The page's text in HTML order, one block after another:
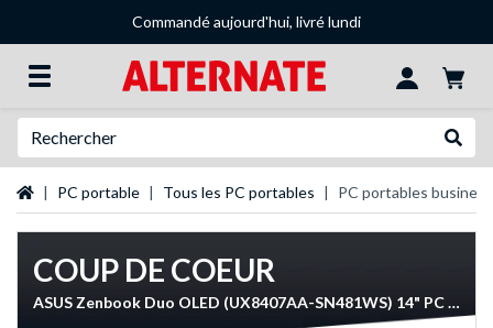
Commandé aujourd'hui, livré lundi
Page d'accueil
PC portable Tous les PC portables PC portables business
COUP DE COEUR
ASUS Zenbook Duo OLED (UX8407AA-SN481WS) 14" PC portable Copilot+